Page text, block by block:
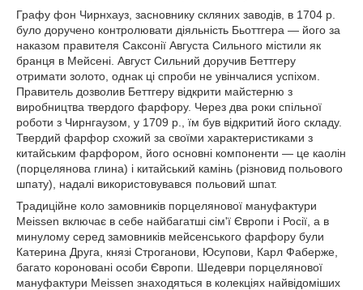
Графу фон Чирнхауз, засновнику скляних заводів, в 1704 р.
було доручено контролювати діяльність Бьоттгера — його за
наказом правителя Саксонії Августа Сильного містили як
бранця в Мейсені. Август Сильний доручив Беттгеру
отримати золото, однак ці спроби не увінчалися успіхом.
Правитель дозволив Беттгеру відкрити майстерню з
виробництва твердого фарфору. Через два роки спільної
роботи з Чирнгаузом, у 1709 р., їм був відкритий його складу.
Твердий фарфор схожий за своїми характеристиками з
китайським фарфором, його основні компоненти — це каолін
(порцелянова глина) і китайський камінь (різновид польового
шпату), надалі використовувався польовий шпат.
Традиційне коло замовників порцелянової мануфактури
Meissen включає в себе найбагатші сім'ї Європи і Росії, а в
минулому серед замовників мейсенського фарфору були
Катерина Друга, князі Строганови, Юсупови, Карл Фаберже,
багато короновані особи Європи. Шедеври порцелянової
мануфактури Meissen знаходяться в колекціях найвідоміших